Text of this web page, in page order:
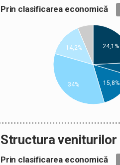
Prin clasificarea economică
24,1%
15,8%
14,2%
34%
Structura veniturilor
Prin clasificarea economică